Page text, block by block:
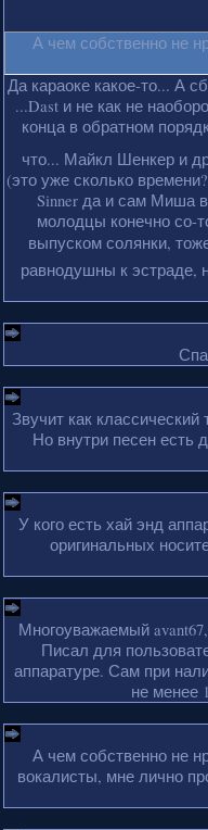
А чем собственно не
Да караоке какое-то... А
...Dast и не как не
конца в обратном
что... Майкл Шенкер и
(это уже сколько
Sinner да и сам Миша
молодцы конечно со-
выпуском солянки,
равнодушны к эстраде,
Звучит как
Но внутри песен есть
У кого есть хай энд
оригинальных
Многоуважаемый
Писал для
аппаратуре. Сам при
не менее
А чем собственно не
вокалисты, мне лично